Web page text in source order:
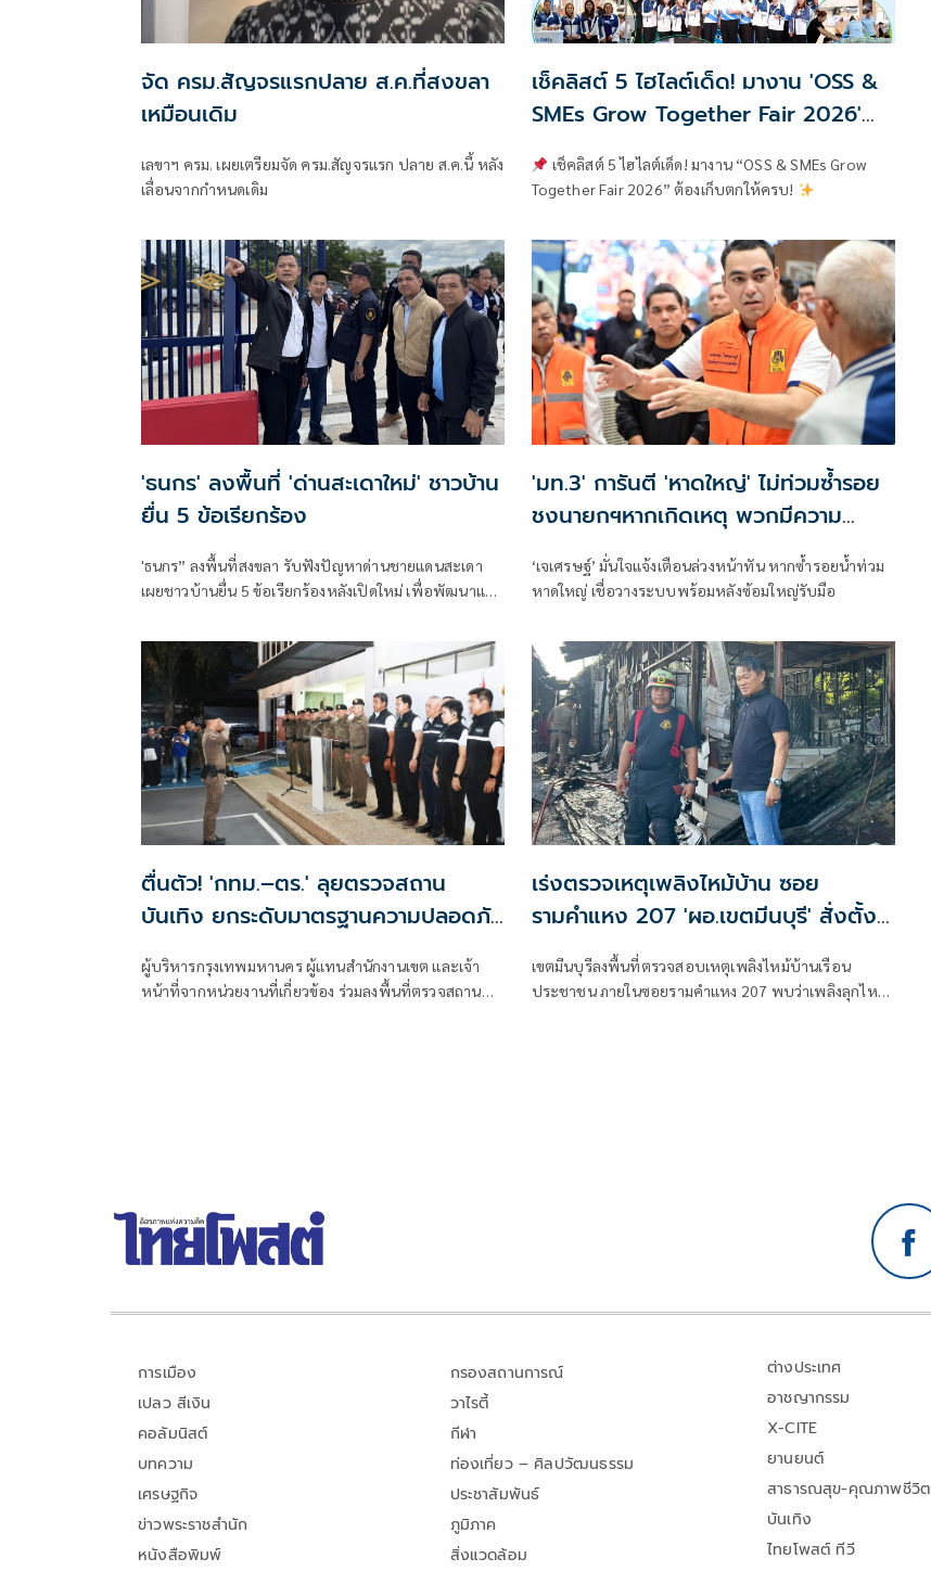
จัด ครม.สัญจรแรกปลาย ส.ค.ที่สงขลา
เหมือนเดิม
เลขาฯ ครม. เผยเตรียมจัด ครม.สัญจรแรก ปลาย ส.ค.นี้ หลัง
เลื่อนจากกำหนดเดิม
เช็คลิสต์ 5 ไฮไลต์เด็ด! มางาน 'OSS &
SMEs Grow Together Fair 2026'
ต้องเก็บตกให้ครบ!
เช็คลิสต์ 5 ไฮไลต์เด็ด! มางาน “OSS & SMEs Grow
Together Fair 2026” ต้องเก็บตกให้ครบ!
'ธนกร' ลงพื้นที่ 'ด่านสะเดาใหม่' ชาวบ้าน
ยื่น 5 ข้อเรียกร้อง
'ธนกร” ลงพื้นที่สงขลา รับฟังปัญหาด่านชายแดนสะเดา
เผยชาวบ้านยื่น 5 ข้อเรียกร้องหลังเปิดใหม่ เพื่อพัฒนาและ
'มท.3' การันตี 'หาดใหญ่' ไม่ท่วมซ้ำรอย
ชงนายกฯหากเกิดเหตุ พวกมีความ
สามารถให้บัญชาการที่กทม.
‘เจเศรษฐ์’ มั่นใจแจ้งเตือนล่วงหน้าทัน หากซ้ำรอยน้ำท่วม
หาดใหญ่ เชื่อวางระบบพร้อมหลังซ้อมใหญ่รับมือ
ตื่นตัว! 'กทม.–ตร.' ลุยตรวจสถาน
บันเทิง ยกระดับมาตรฐานความปลอดภัย
ผู้บริหารกรุงเทพมหานคร ผู้แทนสำนักงานเขต และเจ้า
หน้าที่จากหน่วยงานที่เกี่ยวข้อง ร่วมลงพื้นที่ตรวจสถาน
เร่งตรวจเหตุเพลิงไหม้บ้าน ซอย
รามคำแหง 207 'ผอ.เขตมีนบุรี' สั่งตั้ง
จุดช่วยเหลือ ปชช.
เขตมีนบุรีลงพื้นที่ตรวจสอบเหตุเพลิงไหม้บ้านเรือน
ประชาชน ภายในซอยรามคำแหง 207 พบว่าเพลิงลุกไหม้
การเมือง
เปลว สีเงิน
คอลัมนิสต์
บทความ
เศรษฐกิจ
ข่าวพระราชสำนัก
หนังสือพิมพ์
กรองสถานการณ์
วาไรตี้
กีฬา
ท่องเที่ยว – ศิลปวัฒนธรรม
ประชาสัมพันธ์
ภูมิภาค
สิ่งแวดล้อม
ต่างประเทศ
อาชญากรรม
X-CITE
ยานยนต์
สาธารณสุข-คุณภาพชีวิต
บันเทิง
ไทยโพสต์ ทีวี